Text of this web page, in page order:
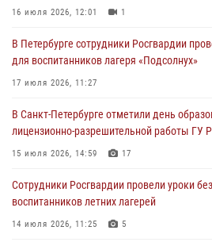
03 августа 2026, 10:07
В Ленобласти сотрудники ОМОН
полиции в проведении профилактического
03 августа 2026, 09:16
В Петербурге сотрудники Росгвардии
День Воздушно-десантных войск
02 августа 2026, 19:30 10
Сотрудники Росгвардии на Пушкинской
граждан, подозреваемых в попытке
центре города
16 июля 2026, 12:01 1
В Петербурге сотрудники Росгвардии
для воспитанников лагеря «Подсолнух»
17 июля 2026, 11:27
В Санкт-Петербурге отметили день
лицензионно-разрешительной работы ГУ
15 июля 2026, 14:59 17
Сотрудники Росгвардии провели уроки
воспитанников летних лагерей
14 июля 2026, 11:25 5